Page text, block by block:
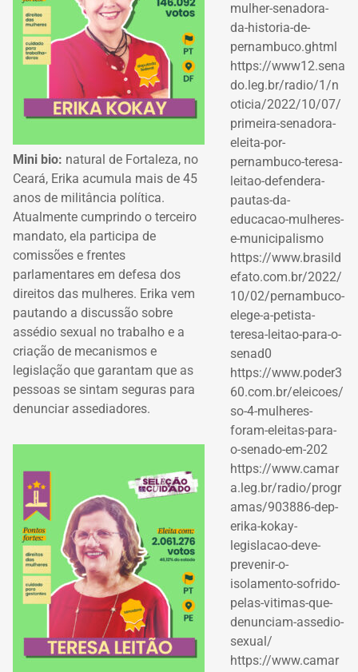
Mini bio: natural de Fortaleza, no
Ceará, Erika acumula mais de 45
anos de militância política.
Atualmente cumprindo o terceiro
mandato, ela participa de
comissões e frentes
parlamentares em defesa dos
direitos das mulheres. Erika vem
pautando a discussão sobre
assédio sexual no trabalho e a
criação de mecanismos e
legislação que garantam que as
pessoas se sintam seguras para
denunciar assediadores.
mulher-senadora-
da-historia-de-
pernambuco.ghtml
https://www12.sena
do.leg.br/radio/1/n
oticia/2022/10/07/
primeira-senadora-
eleita-por-
pernambuco-teresa-
leitao-defendera-
pautas-da-
educacao-mulheres-
e-municipalismo
https://www.brasild
efato.com.br/2022/
10/02/pernambuco-
elege-a-petista-
teresa-leitao-para-o-
senad0
https://www.poder3
60.com.br/eleicoes/
so-4-mulheres-
foram-eleitas-para-
o-senado-em-202
https://www.camar
a.leg.br/radio/progr
amas/903886-dep-
erika-kokay-
legislacao-deve-
prevenir-o-
isolamento-sofrido-
pelas-vitimas-que-
denunciam-assedio-
sexual/
https://www.camar